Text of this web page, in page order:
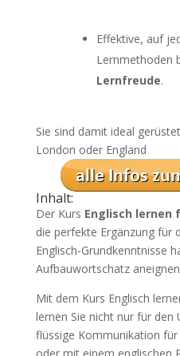
Effektive, auf
Lernmethoden
Lernfreude.
Sie sind damit ideal
London oder England
Inhalt:
Der Kurs Englisch
die perfekte Ergänzung für
Englisch-Grundkenntnisse
Aufbauwortschatz
Mit dem Kurs Englisch
lernen Sie nicht nur für den
flüssige Kommunikation für